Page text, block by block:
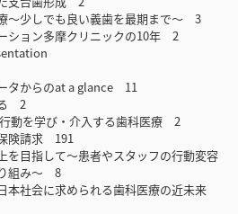
～少しでも良い義歯を最期まで～ 3
ション多摩クリニックの10年 2
タからのat a glance 11
る 2
動を学び・介入する歯科医療 2
険請求 191
を目指して～患者やスタッフの行動変容
組み～ 8
社会に求められる歯科医療の近未来